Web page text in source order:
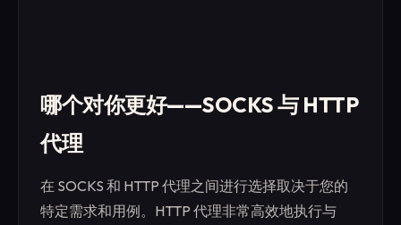
哪个对你更好——SOCKS 与 HTTP
代理
在 SOCKS 和 HTTP 代理之间进行选择取决于您的
特定需求和用例。HTTP 代理非常高效地执行与